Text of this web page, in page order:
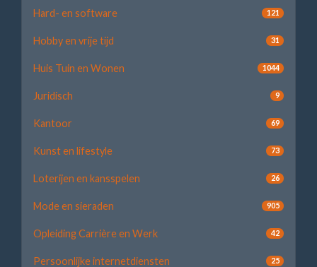
Hard- en software 121
Hobby en vrije tijd 31
Huis Tuin en Wonen 1044
Juridisch 9
Kantoor 69
Kunst en lifestyle 73
Loterijen en kansspelen 26
Mode en sieraden 905
Opleiding Carrière en Werk 42
Persoonlijke internetdiensten 25